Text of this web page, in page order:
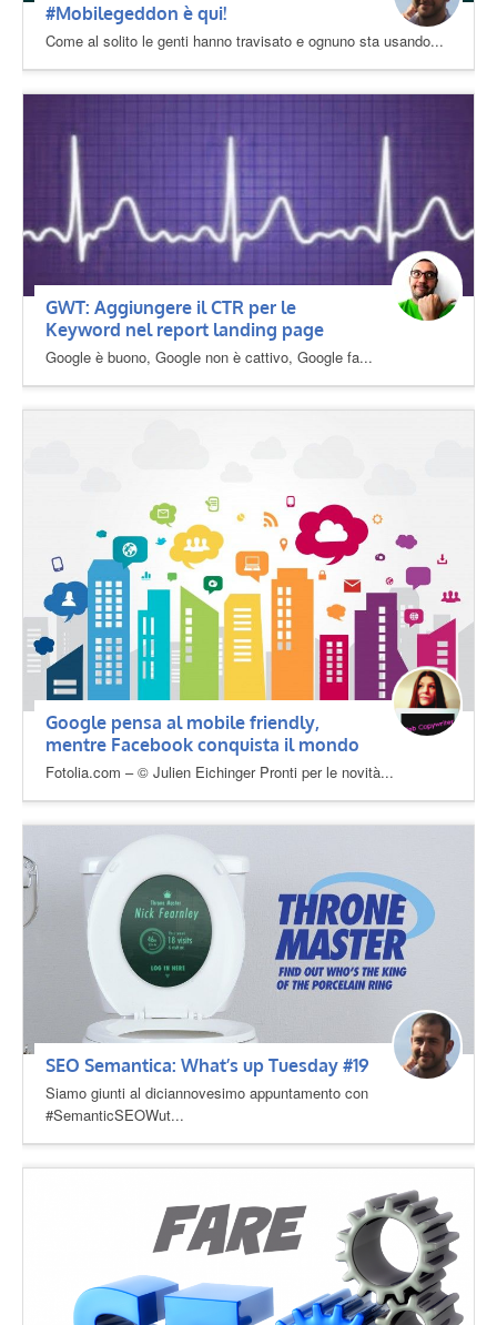
#Mobilegeddon è qui!
Come al solito le genti hanno travisato e ognuno sta usando...
GWT: Aggiungere il CTR per le
Keyword nel report landing page
Google è buono, Google non è cattivo, Google fa...
Google pensa al mobile friendly,
mentre Facebook conquista il mondo
Fotolia.com – © Julien Eichinger Pronti per le novità...
SEO Semantica: What’s up Tuesday #19
Siamo giunti al diciannovesimo appuntamento con
#SemanticSEOWut...